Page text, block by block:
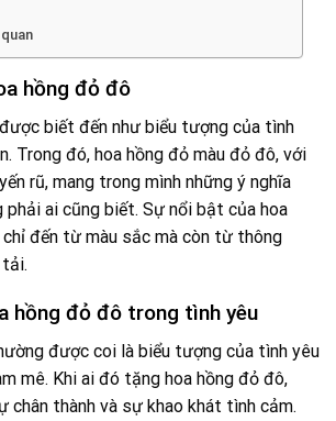
hồng đỏ đô
biết đến như biểu tượng của tình
Trong đó, hoa hồng đỏ màu đỏ đô, với
rũ, mang trong mình những ý nghĩa
phải ai cũng biết. Sự nổi bật của hoa
đến từ màu sắc mà còn từ thông
hồng đỏ đô trong tình yêu
được coi là biểu tượng của tình yêu
mê. Khi ai đó tặng hoa hồng đỏ đô,
chân thành và sự khao khát tình cảm.